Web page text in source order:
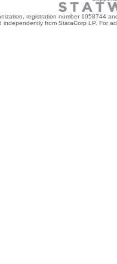
registration number 1058744
from StataCorp LP. For